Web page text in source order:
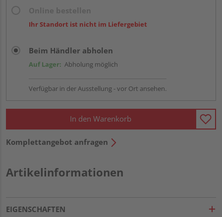
Ihr Standort ist nicht im Liefergebiet
Beim Händler abholen
Auf Lager: Abholung möglich
Verfügbar in der Ausstellung - vor Ort ansehen.
In den Warenkorb
Komplettangebot anfragen
Artikelinformationen
EIGENSCHAFTEN